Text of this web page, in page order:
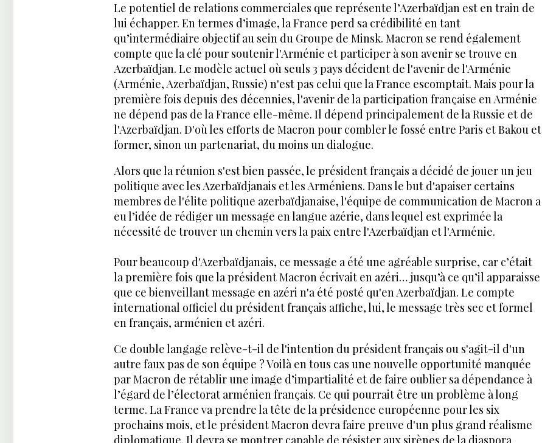
Le potentiel de relations commerciales que représente l’Azerbaïdjan est en train de
lui échapper. En termes d’image, la France perd sa crédibilité en tant
qu’intermédiaire objectif au sein du Groupe de Minsk. Macron se rend également
compte que la clé pour soutenir l'Arménie et participer à son avenir se trouve en
Azerbaïdjan. Le modèle actuel où seuls 3 pays décident de l'avenir de l'Arménie
(Arménie, Azerbaïdjan, Russie) n'est pas celui que la France escomptait. Mais pour la
première fois depuis des décennies, l'avenir de la participation française en Arménie
ne dépend pas de la France elle-même. Il dépend principalement de la Russie et de
l'Azerbaïdjan. D'où les efforts de Macron pour combler le fossé entre Paris et Bakou et
former, sinon un partenariat, du moins un dialogue.
Alors que la réunion s'est bien passée, le président français a décidé de jouer un jeu
politique avec les Azerbaïdjanais et les Arméniens. Dans le but d'apaiser certains
membres de l'élite politique azerbaïdjanaise, l'équipe de communication de Macron a
eu l’idée de rédiger un message en langue azérie, dans lequel est exprimée la
nécessité de trouver un chemin vers la paix entre l'Azerbaïdjan et l'Arménie.
Pour beaucoup d'Azerbaïdjanais, ce message a été une agréable surprise, car c’était
la première fois que la président Macron écrivait en azéri… jusqu’à ce qu’il apparaisse
que ce bienveillant message en azéri n'a été posté qu'en Azerbaïdjan. Le compte
international officiel du président français affiche, lui, le message très sec et formel
en français, arménien et azéri.
Ce double langage relève-t-il de l'intention du président français ou s'agit-il d'un
autre faux pas de son équipe ? Voilà en tous cas une nouvelle opportunité manquée
par Macron de rétablir une image d’impartialité et de faire oublier sa dépendance à
l’égard de l’électorat arménien français. Ce qui pourrait être un problème à long
terme. La France va prendre la tête de la présidence européenne pour les six
prochains mois, et le président Macron devra faire preuve d'un plus grand réalisme